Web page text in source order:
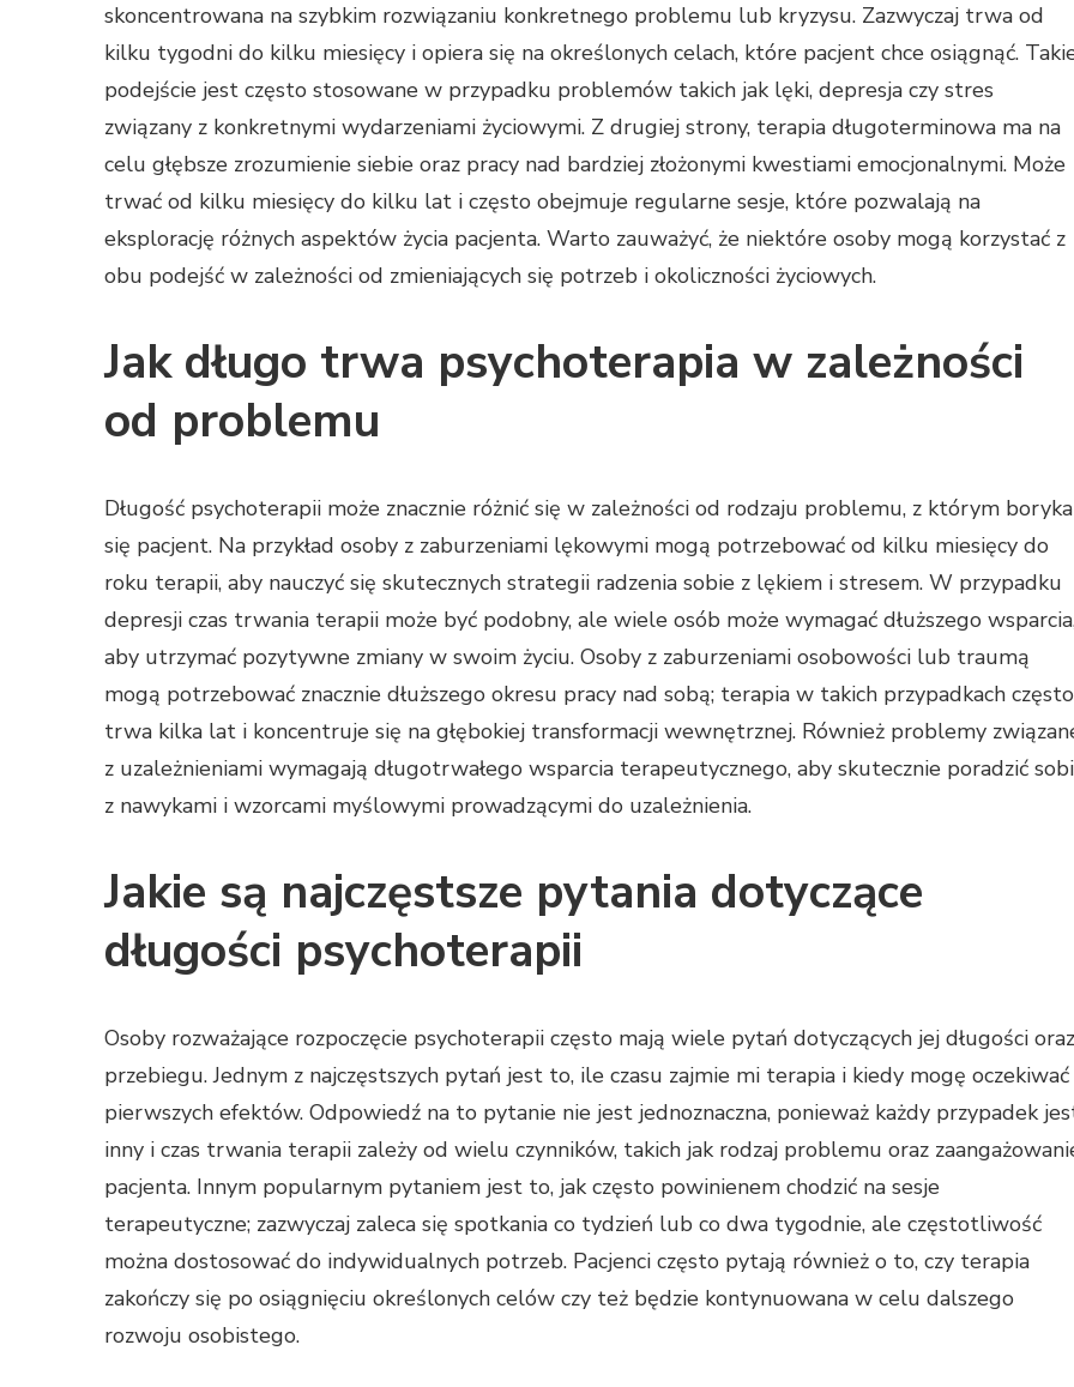
skoncentrowana na szybkim rozwiązaniu konkretnego problemu lub kryzysu. Zazwyczaj trwa od
kilku tygodni do kilku miesięcy i opiera się na określonych celach, które pacjent chce osiągnąć.
podejście jest często stosowane w przypadku problemów takich jak lęki, depresja czy stres
związany z konkretnymi wydarzeniami życiowymi. Z drugiej strony, terapia długoterminowa ma na
celu głębsze zrozumienie siebie oraz pracy nad bardziej złożonymi kwestiami emocjonalnymi. Może
trwać od kilku miesięcy do kilku lat i często obejmuje regularne sesje, które pozwalają na
eksplorację różnych aspektów życia pacjenta. Warto zauważyć, że niektóre osoby mogą korzystać z
obu podejść w zależności od zmieniających się potrzeb i okoliczności życiowych.
Jak długo trwa psychoterapia w zależności
od problemu
Długość psychoterapii może znacznie różnić się w zależności od rodzaju problemu, z którym boryka
się pacjent. Na przykład osoby z zaburzeniami lękowymi mogą potrzebować od kilku miesięcy do
roku terapii, aby nauczyć się skutecznych strategii radzenia sobie z lękiem i stresem. W przypadku
depresji czas trwania terapii może być podobny, ale wiele osób może wymagać dłuższego
aby utrzymać pozytywne zmiany w swoim życiu. Osoby z zaburzeniami osobowości lub traumą
mogą potrzebować znacznie dłuższego okresu pracy nad sobą; terapia w takich przypadkach często
trwa kilka lat i koncentruje się na głębokiej transformacji wewnętrznej. Również problemy
z uzależnieniami wymagają długotrwałego wsparcia terapeutycznego, aby skutecznie poradzić
z nawykami i wzorcami myślowymi prowadzącymi do uzależnienia.
Jakie są najczęstsze pytania dotyczące
długości psychoterapii
Osoby rozważające rozpoczęcie psychoterapii często mają wiele pytań dotyczących jej długości oraz
przebiegu. Jednym z najczęstszych pytań jest to, ile czasu zajmie mi terapia i kiedy mogę oczekiwać
pierwszych efektów. Odpowiedź na to pytanie nie jest jednoznaczna, ponieważ każdy przypadek
inny i czas trwania terapii zależy od wielu czynników, takich jak rodzaj problemu oraz
pacjenta. Innym popularnym pytaniem jest to, jak często powinienem chodzić na sesje
terapeutyczne; zazwyczaj zaleca się spotkania co tydzień lub co dwa tygodnie, ale częstotliwość
można dostosować do indywidualnych potrzeb. Pacjenci często pytają również o to, czy terapia
zakończy się po osiągnięciu określonych celów czy też będzie kontynuowana w celu dalszego
rozwoju osobistego.